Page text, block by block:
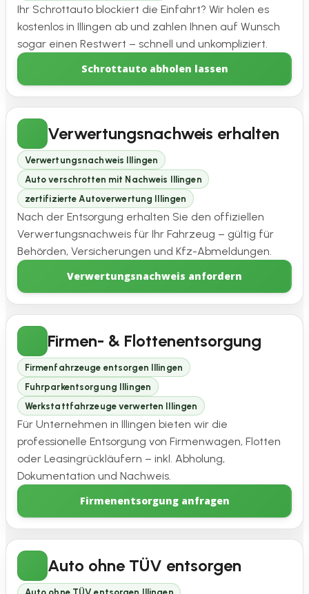
Ihr Schrottauto blockiert die Einfahrt? Wir holen es
kostenlos in Illingen ab und zahlen Ihnen auf Wunsch
sogar einen Restwert – schnell und unkompliziert.
Schrottauto abholen lassen
Verwertungsnachweis erhalten
Verwertungsnachweis Illingen
Auto verschrotten mit Nachweis Illingen
zertifizierte Autoverwertung Illingen
Nach der Entsorgung erhalten Sie den offiziellen
Verwertungsnachweis für Ihr Fahrzeug – gültig für
Behörden, Versicherungen und Kfz-Abmeldungen.
Verwertungsnachweis anfordern
Firmen- & Flottenentsorgung
Firmenfahrzeuge entsorgen Illingen
Fuhrparkentsorgung Illingen
Werkstattfahrzeuge verwerten Illingen
Für Unternehmen in Illingen bieten wir die
professionelle Entsorgung von Firmenwagen, Flotten
oder Leasingrückläufern – inkl. Abholung,
Dokumentation und Nachweis.
Firmenentsorgung anfragen
Auto ohne TÜV entsorgen